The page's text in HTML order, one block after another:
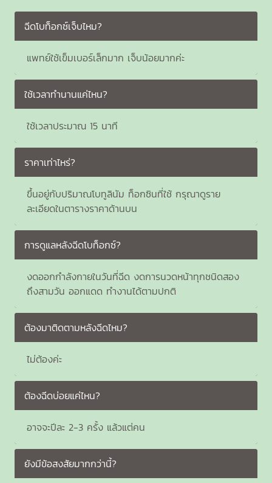
ฉีดโบท็อกซ์เจ็บไหม?
แพทย์ใช้เข็มเบอร์เล็กมาก เจ็บน้อยมากค่ะ
ใช้เวลาทำนานแค่ไหน?
ใช้เวลาประมาณ 15 นาที
ราคาเท่าไหร่?
ขึ้นอยู่กับปริมาณโบทูลินัม ท็อกซินที่ใช้ กรุณาดูราย
ละเอียดในตารางราคาด้านบน
การดูแลหลังฉีดโบท็อกซ์?
งดออกกำลังกายในวันที่ฉีด งดการนวดหน้าทุกชนิดสอง
ถึงสามวัน ออกแดด ทำงานได้ตามปกติ
ต้องมาติดตามหลังฉีดไหม?
ไม่ต้องค่ะ
ต้องฉีดบ่อยแค่ไหน?
อาจจะปีละ 2-3 ครั้ง แล้วแต่คน
ยังมีข้อสงสัยมากกว่านี้?